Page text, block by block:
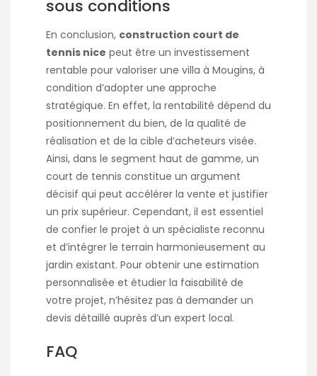
sous conditions
En conclusion, construction court de
tennis nice peut être un investissement
rentable pour valoriser une villa à Mougins, à
condition d’adopter une approche
stratégique. En effet, la rentabilité dépend du
positionnement du bien, de la qualité de
réalisation et de la cible d’acheteurs visée.
Ainsi, dans le segment haut de gamme, un
court de tennis constitue un argument
décisif qui peut accélérer la vente et justifier
un prix supérieur. Cependant, il est essentiel
de confier le projet à un spécialiste reconnu
et d’intégrer le terrain harmonieusement au
jardin existant. Pour obtenir une estimation
personnalisée et étudier la faisabilité de
votre projet, n’hésitez pas à demander un
devis détaillé auprès d’un expert local.
FAQ